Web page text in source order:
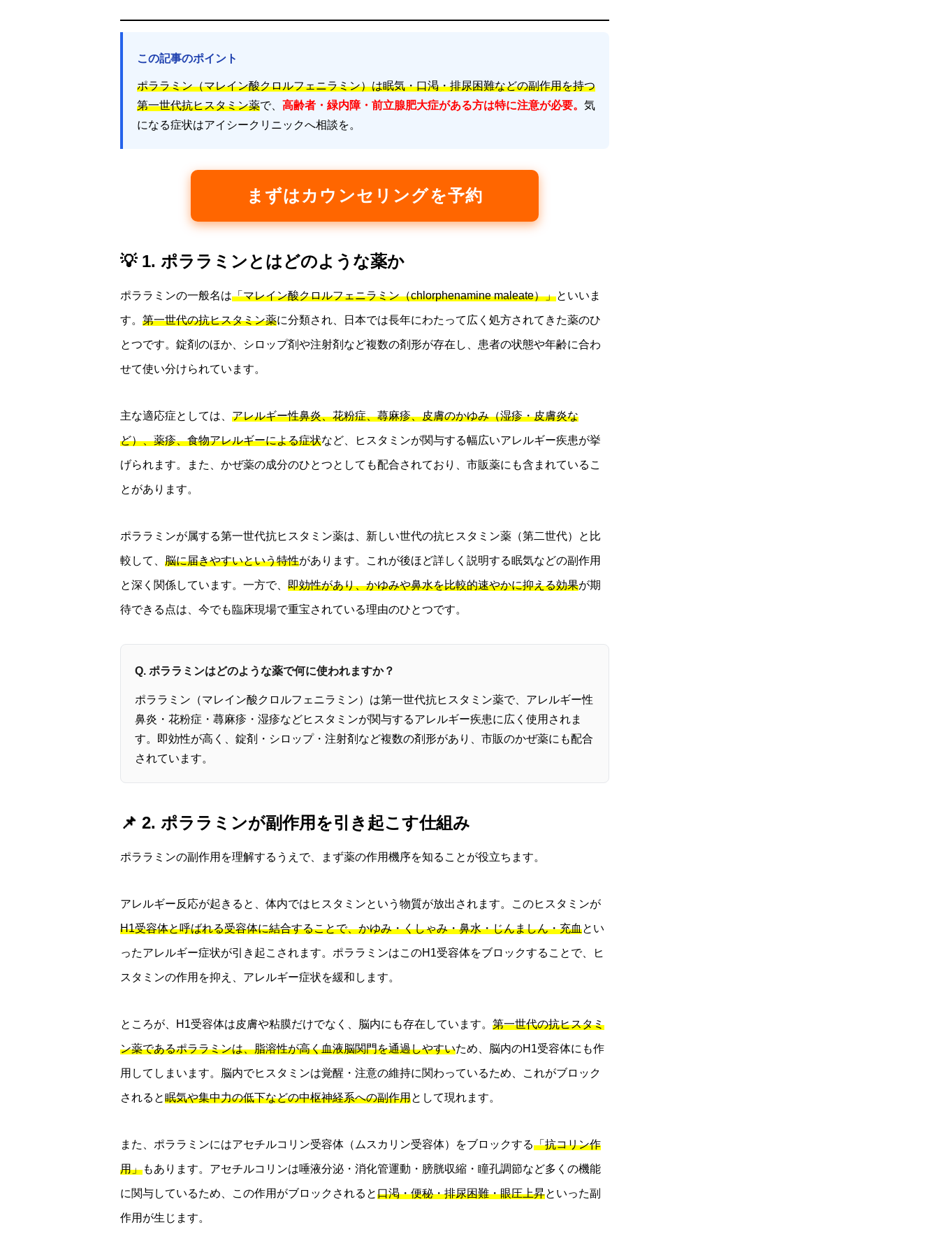
この記事のポイント
ポララミン（マレイン酸クロルフェニラミン）は眠気・口渇・排尿困難などの副作用を持つ
第一世代抗ヒスタミン薬で、 高齢者・緑内障・前立腺肥大症がある方は特に注意が必要。 気
になる症状はアイシークリニックへ相談を。
まずはカウンセリングを予約
💡 1. ポララミンとはどのような薬か
ポララミンの一般名は「マレイン酸クロルフェニラミン（chlorphenamine maleate）」といいま
す。 第一世代の抗ヒスタミン薬に分類され、日本では長年にわたって広く処方されてきた薬のひ
とつです。錠剤のほか、シロップ剤や注射剤など複数の剤形が存在し、患者の状態や年齢に合わ
せて使い分けられています。
主な適応症としては、 アレルギー性鼻炎、花粉症、蕁麻疹、皮膚のかゆみ（湿疹・皮膚炎な
ど）、薬疹、食物アレルギーによる症状など、ヒスタミンが関与する幅広いアレルギー疾患が挙
げられます。また、かぜ薬の成分のひとつとしても配合されており、市販薬にも含まれているこ
とがあります。
ポララミンが属する第一世代抗ヒスタミン薬は、新しい世代の抗ヒスタミン薬（第二世代）と比
較して、 脳に届きやすいという特性があります。これが後ほど詳しく説明する眠気などの副作用
と深く関係しています。一方で、 即効性があり、かゆみや鼻水を比較的速やかに抑える効果が期
待できる点は、今でも臨床現場で重宝されている理由のひとつです。
Q. ポララミンはどのような薬で何に使われますか？
ポララミン（マレイン酸クロルフェニラミン）は第一世代抗ヒスタミン薬で、アレルギー性
鼻炎・花粉症・蕁麻疹・湿疹などヒスタミンが関与するアレルギー疾患に広く使用されま
す。即効性が高く、錠剤・シロップ・注射剤など複数の剤形があり、市販のかぜ薬にも配合
されています。
📌 2. ポララミンが副作用を引き起こす仕組み
ポララミンの副作用を理解するうえで、まず薬の作用機序を知ることが役立ちます。
アレルギー反応が起きると、体内ではヒスタミンという物質が放出されます。このヒスタミンが
H1受容体と呼ばれる受容体に結合することで、かゆみ・くしゃみ・鼻水・じんましん・充血とい
ったアレルギー症状が引き起こされます。ポララミンはこのH1受容体をブロックすることで、ヒ
スタミンの作用を抑え、アレルギー症状を緩和します。
ところが、H1受容体は皮膚や粘膜だけでなく、脳内にも存在しています。 第一世代の抗ヒスタミ
ン薬であるポララミンは、脂溶性が高く血液脳関門を通過しやすいため、脳内のH1受容体にも作
用してしまいます。脳内でヒスタミンは覚醒・注意の維持に関わっているため、これがブロック
されると眠気や集中力の低下などの中枢神経系への副作用として現れます。
また、ポララミンにはアセチルコリン受容体（ムスカリン受容体）をブロックする「抗コリン作
用」もあります。アセチルコリンは唾液分泌・消化管運動・膀胱収縮・瞳孔調節など多くの機能
に関与しているため、この作用がブロックされると口渇・便秘・排尿困難・眼圧上昇といった副
作用が生じます。